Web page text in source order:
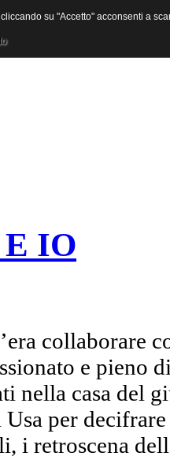
IO
collaborare
e pieno
nella casa del
Usa per
i retroscena
su "Accetto" acconsenti a